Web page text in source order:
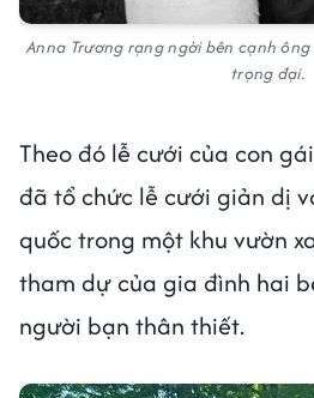
Anna Trương rạng ngời bên cạnh
trọng đại.
Theo đó lễ cưới của con
đã tổ chức lễ cưới giản dị
quốc trong một khu vườn
tham dự của gia đình hai
người bạn thân thiết.